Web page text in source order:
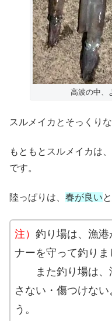
高波の中、
スルメイカとそっくり
もともとスルメイカは、
です。
陸っぱりは、 春が良い
注） 釣り場は、漁
ナーを守って釣りま
また釣り場は、
さない・傷つけない
う。